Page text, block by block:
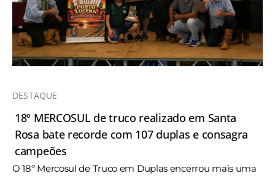
DESTAQUE
18º MERCOSUL de truco realizado em Santa
Rosa bate recorde com 107 duplas e consagra
campeões
O 18º Mercosul de Truco em Duplas encerrou mais uma